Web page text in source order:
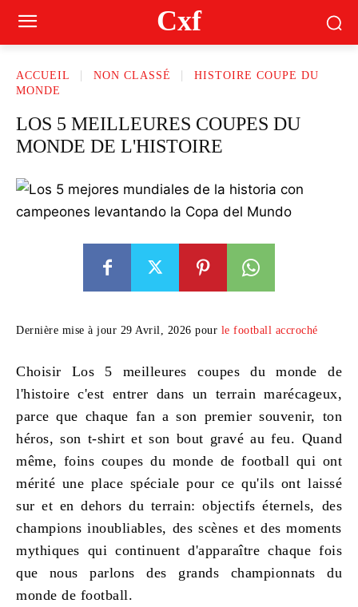
Cxf
ACCUEIL NON CLASSÉ
HISTOIRE COUPE DU
MONDE
LOS 5 MEILLEURES COUPES DU
MONDE DE L'HISTOIRE
Dernière mise à jour 29 Avril, 2026 pour le football accroché
Choisir Los 5 meilleures coupes du monde de
l'histoire c'est entrer dans un terrain marécageux,
parce que chaque fan a son premier souvenir, ton
héros, son t-shirt et son bout gravé au feu. Quand
même, foins coupes du monde de football qui ont
mérité une place spéciale pour ce qu'ils ont laissé
sur et en dehors du terrain: objectifs éternels, des
champions inoubliables, des scènes et des moments
mythiques qui continuent d'apparaître chaque fois
que nous parlons des grands championnats du
monde de football.